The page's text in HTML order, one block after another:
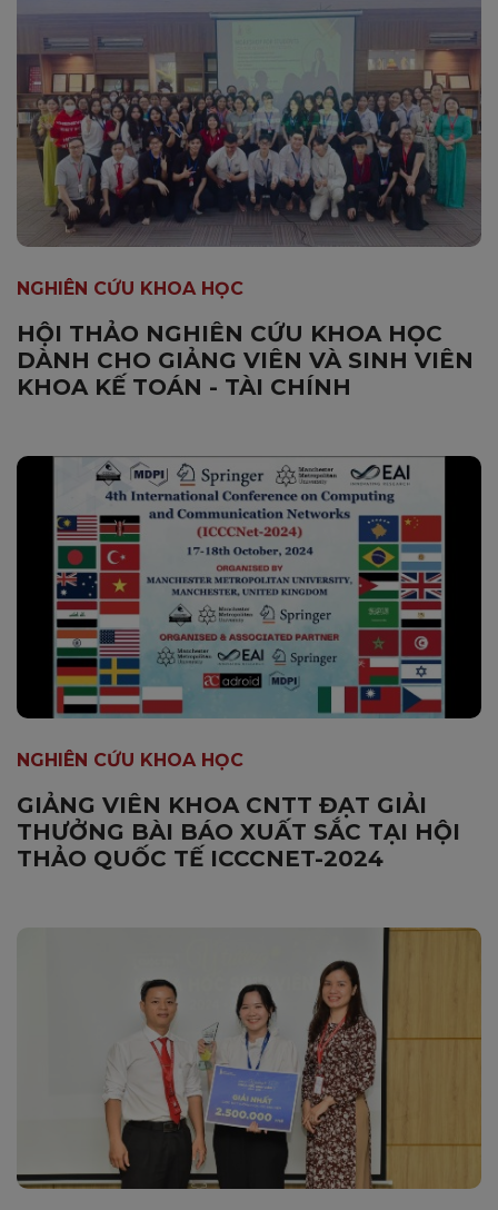
NGHIÊN CỨU KHOA HỌC
HỘI THẢO NGHIÊN CỨU KHOA HỌC
DÀNH CHO GIẢNG VIÊN VÀ SINH VIÊN
KHOA KẾ TOÁN - TÀI CHÍNH
NGHIÊN CỨU KHOA HỌC
GIẢNG VIÊN KHOA CNTT ĐẠT GIẢI
THƯỞNG BÀI BÁO XUẤT SẮC TẠI HỘI
THẢO QUỐC TẾ ICCCNET-2024